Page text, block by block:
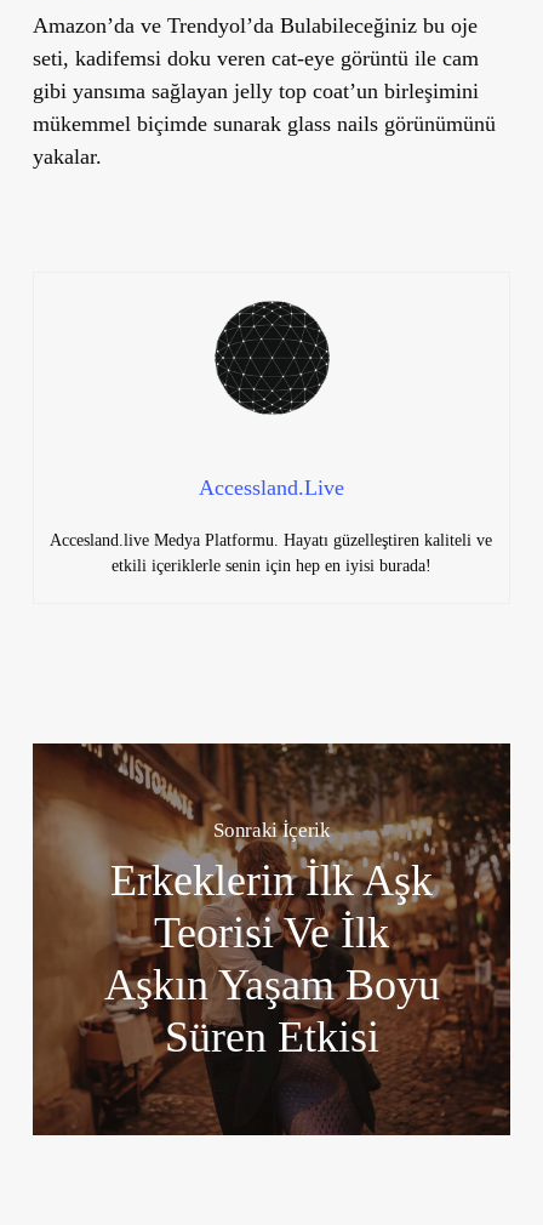
Amazon’da ve Trendyol’da Bulabileceğiniz bu oje
seti, kadifemsi doku veren cat-eye görüntü ile cam
gibi yansıma sağlayan jelly top coat’un birleşimini
mükemmel biçimde sunarak glass nails görünümünü
yakalar.
Accessland.Live
Accesland.live Medya Platformu. Hayatı güzelleştiren kaliteli ve
etkili içeriklerle senin için hep en iyisi burada!
Sonraki İçerik
Erkeklerin İlk Aşk
Teorisi Ve İlk
Aşkın Yaşam Boyu
Süren Etkisi